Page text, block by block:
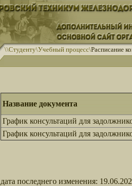
\\Студенту\Учебный процесс\Расписание
Название документа
График консультаций для
График консультаций для
дата последнего изменения: